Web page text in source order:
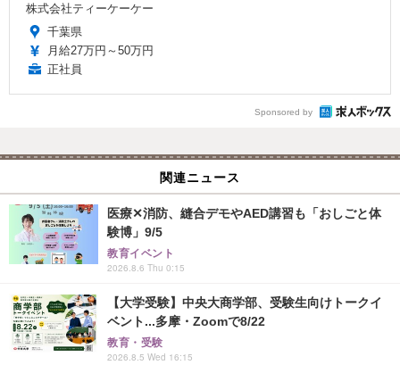
株式会社ティーケーケー
千葉県
月給27万円～50万円
正社員
Sponsored by
関連ニュース
医療✕消防、縫合デモやAED講習も「おしごと体
験博」9/5
教育イベント
2026.8.6 Thu 0:15
【大学受験】中央大商学部、受験生向けトークイ
ベント...多摩・Zoomで8/22
教育・受験
2026.8.5 Wed 16:15